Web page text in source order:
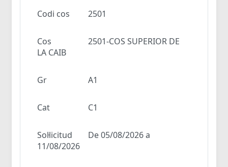
Codi cos 2501
Cos
2501-COS SUPERIOR DE
LA CAIB
Gr A1
Cat C1
Sol·licitud
De 05/08/2026 a
11/08/2026